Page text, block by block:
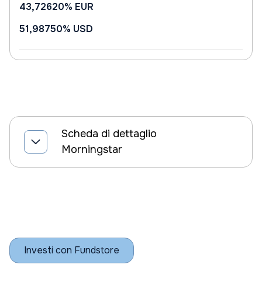
43,72620% EUR
51,98750% USD
Scheda di dettaglio
Morningstar
Investi con Fundstore